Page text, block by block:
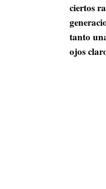
ciertos
tanto
ojos